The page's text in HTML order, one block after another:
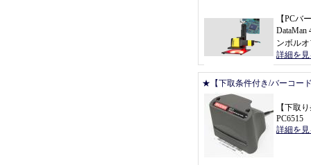
【PCバ
DataMan
ンボル
詳細を
★【下取条件付き/バーコー
【下取
PC6515
詳細を